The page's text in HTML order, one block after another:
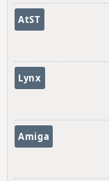
AtST
Lynx
Amiga